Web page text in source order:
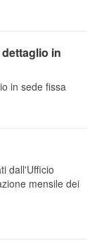
in
in sede fissa
dall'Ufficio
mensile dei